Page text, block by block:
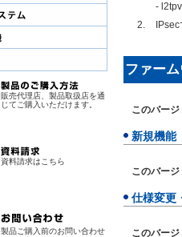
-
ファー
このバージ
新規機能
このバージ
仕様変更
このバージ
販売代理店、製品取扱店を通
じてご購入いただけます。
資料請求はこちら
製品ご購入前のお問い合わせ